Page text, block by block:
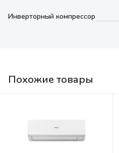
Инверторный компрессор
Похожие товары